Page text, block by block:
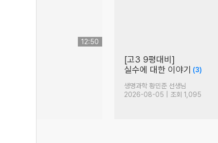
12:50
[고3 9평대비]
실수에 대한 이야기
(3)
생명과학 황민준 선생님
2026-08-05 | 조회 1,095